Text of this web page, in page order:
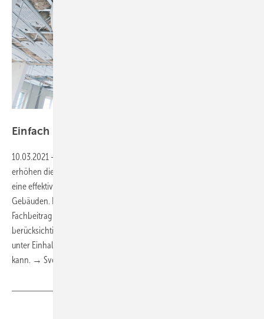
Einfach planen und
10.03.2021 -
erhöhen die sommerliche Wärmebelastung in Gebäuden – das macht
eine effektive Raumkühlung nötig, vor allem in gewerblich genutzten
Gebäuden. Eine Lösung sind effiziente Kühldecken. Der nachfolgende
Fachbeitrag zeigt, was Fachhandwerker bei deren Auslegung
berücksichtigen sollten und dass auch die Installation mittlerweile
unter Einhaltung der Gewerketrennung selbst vorgenommen werden
kann. → Sven